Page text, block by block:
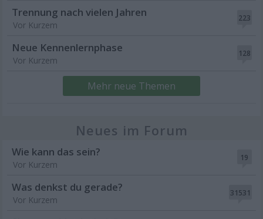
223
Trennung nach vielen Jahren
Vor Kurzem
128
Neue Kennenlernphase
Vor Kurzem
Mehr neue Themen
Neues im Forum
19
Wie kann das sein?
Vor Kurzem
31531
Was denkst du gerade?
Vor Kurzem